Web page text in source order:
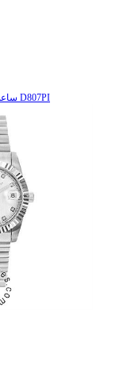
ساعة معصم متی تیسوت الطراز D807PI